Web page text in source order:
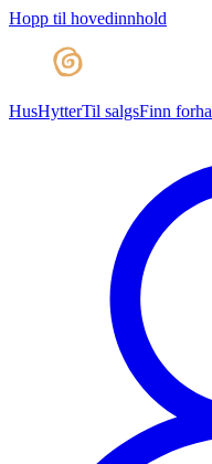
Hopp til hovedinnhold
HusHytterTil salgsFinn